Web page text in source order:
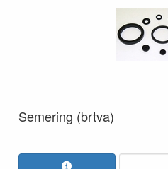
Semering (brtva)